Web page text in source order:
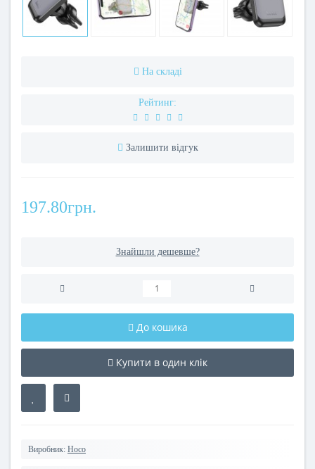
На складі
Рейтинг:
Залишити відгук
197.80грн.
Знайшли дешевше?
До кошика
Купити в один клік
Виробник: Hoco